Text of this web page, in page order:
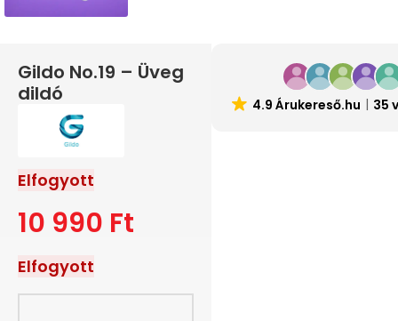
Gildo No.19 – Üveg
dildó
Elfogyott
10 990 Ft
Elfogyott
4.9 Árukereső.hu 35